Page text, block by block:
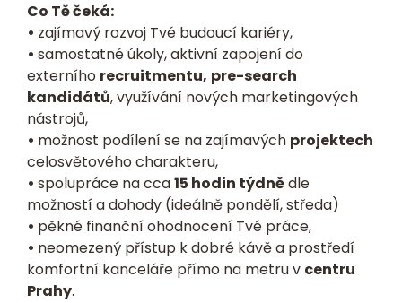
Co Tě čeká:
• zajímavý rozvoj Tvé budoucí kariéry,
• samostatné úkoly, aktivní zapojení do
externího recruitmentu, pre-search
kandidátů, využívání nových marketingových
nástrojů,
• možnost podílení se na zajímavých projektech
celosvětového charakteru,
• spolupráce na cca15 hodin týdnědle
možností a dohody (ideálně pondělí, středa)
• pěkné finanční ohodnocení Tvé práce,
• neomezený přístup k dobré kávě a prostředí
komfortní kanceláře přímo na metru v centru
Prahy.